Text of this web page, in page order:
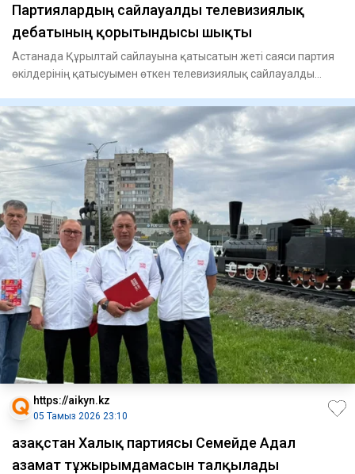
Партиялардың сайлауалды телевизиялық
дебатының қорытындысы шықты
Астанада Құрылтай сайлауына қатысатын жеті саяси партия
өкілдерінің қатысуымен өткен телевизиялық сайлауалды
https://aikyn.kz
05 Тамыз 2026 23:10
Қазақстан Халық партиясы Семейде Адал
азамат тұжырымдамасын талқылады